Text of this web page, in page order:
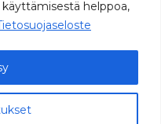
helppoa,
keskus Muisti